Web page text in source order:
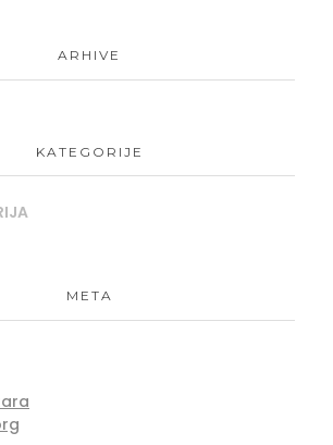
ARHIVE
KATEGORIJE
META